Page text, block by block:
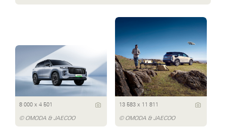
8 000 x 4 501
© OMODA & JAECOO
13 583 x 11 811
© OMODA & JAECOO